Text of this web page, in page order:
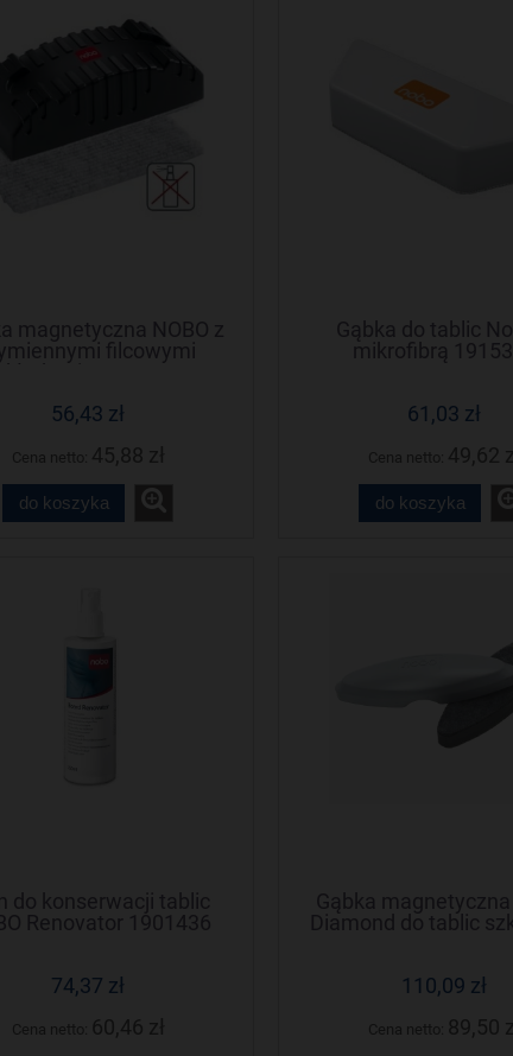
magnetyczna NOBO z
filcowymi
wkładami. 34533421
56,43 zł
do koszyka
Gąbka do tablic
mikrofibrą
61,03 zł
do koszyka
do konserwacji tablic
Renovator 1901436
74,37 zł
Gąbka magnetyczna
Diamond do tablic
110,09 zł